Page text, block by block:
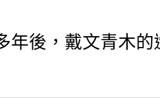
年後 ， 戴文青木